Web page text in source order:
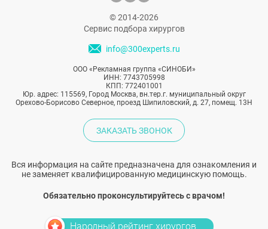
© 2014-2026
Сервис подбора хирургов
info@300experts.ru
ООО «Рекламная группа «СИНОБИ»
ИНН: 7743705998
КПП: 772401001
Юр. адрес: 115569, Город Москва, вн.тер.г. муниципальный округ
Орехово-Борисово Северное, проезд Шипиловский, д. 27, помещ. 13Н
ЗАКАЗАТЬ ЗВОНОК
Вся информация на сайте предназначена для ознакомления и
не заменяет квалифицированную медицинскую помощь.
Обязательно проконсультируйтесь с врачом!
Народный рейтинг хирургов